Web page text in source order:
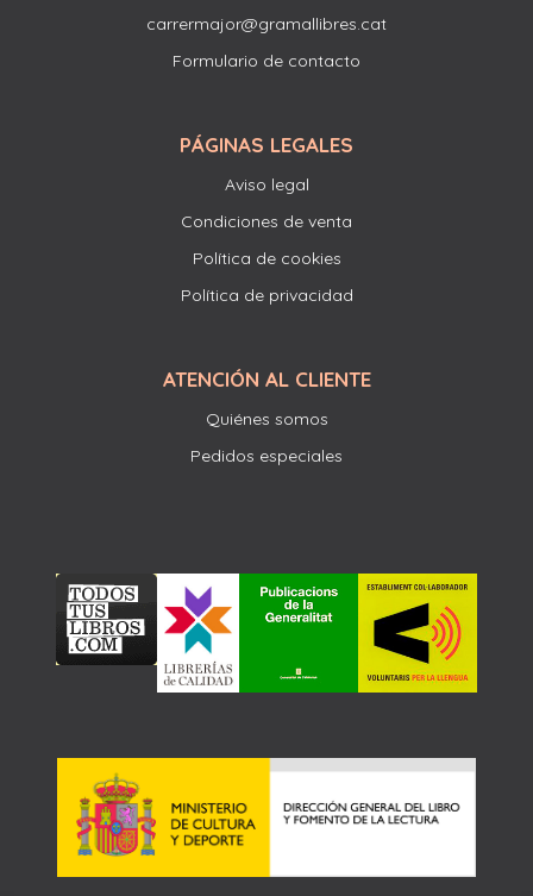
carrermajor@gramallibres.cat
Formulario de contacto
PÁGINAS LEGALES
Aviso legal
Condiciones de venta
Política de cookies
Política de privacidad
ATENCIÓN AL CLIENTE
Quiénes somos
Pedidos especiales